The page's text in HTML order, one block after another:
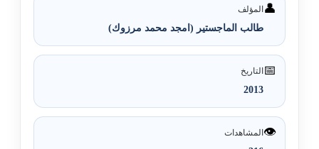
👤المؤلف
طالب الماجستير (امجد محمد مرزوك)
📅التاريخ
2013
👁️المشاهدات